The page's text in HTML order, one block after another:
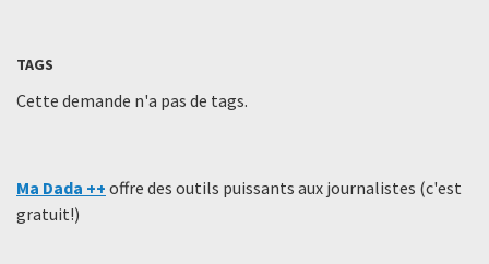
TAGS
Cette demande n'a pas de tags.
Ma Dada ++ offre des outils puissants aux journalistes (c'est
gratuit!)